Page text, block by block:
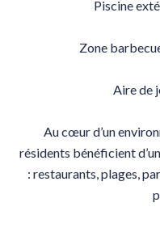
Piscine
Zone
Aire de
Au cœur d’un
résidents bénéficient
: restaurants, plages,